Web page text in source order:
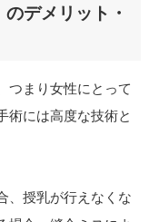
デメリット・
つまり女性にとって
術には高度な技術と
、授乳が行えなくな